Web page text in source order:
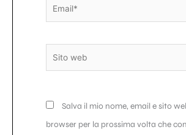
Sito
web
Salva il mio nome, email e sito
browser per la prossima volta che